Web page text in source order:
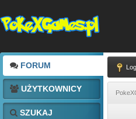
FORUM
UŻYTKOWNICY
SZUKAJ